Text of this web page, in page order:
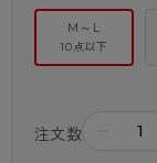
M～L
10点以下
注文数